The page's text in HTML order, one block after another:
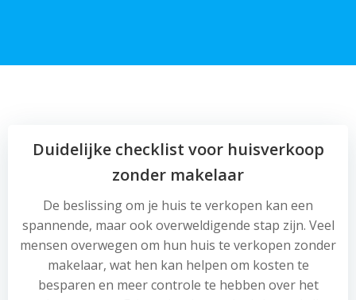
Duidelijke checklist voor huisverkoop
zonder makelaar
De beslissing om je huis te verkopen kan een
spannende, maar ook overweldigende stap zijn. Veel
mensen overwegen om hun huis te verkopen zonder
makelaar, wat hen kan helpen om kosten te
besparen en meer controle te hebben over het